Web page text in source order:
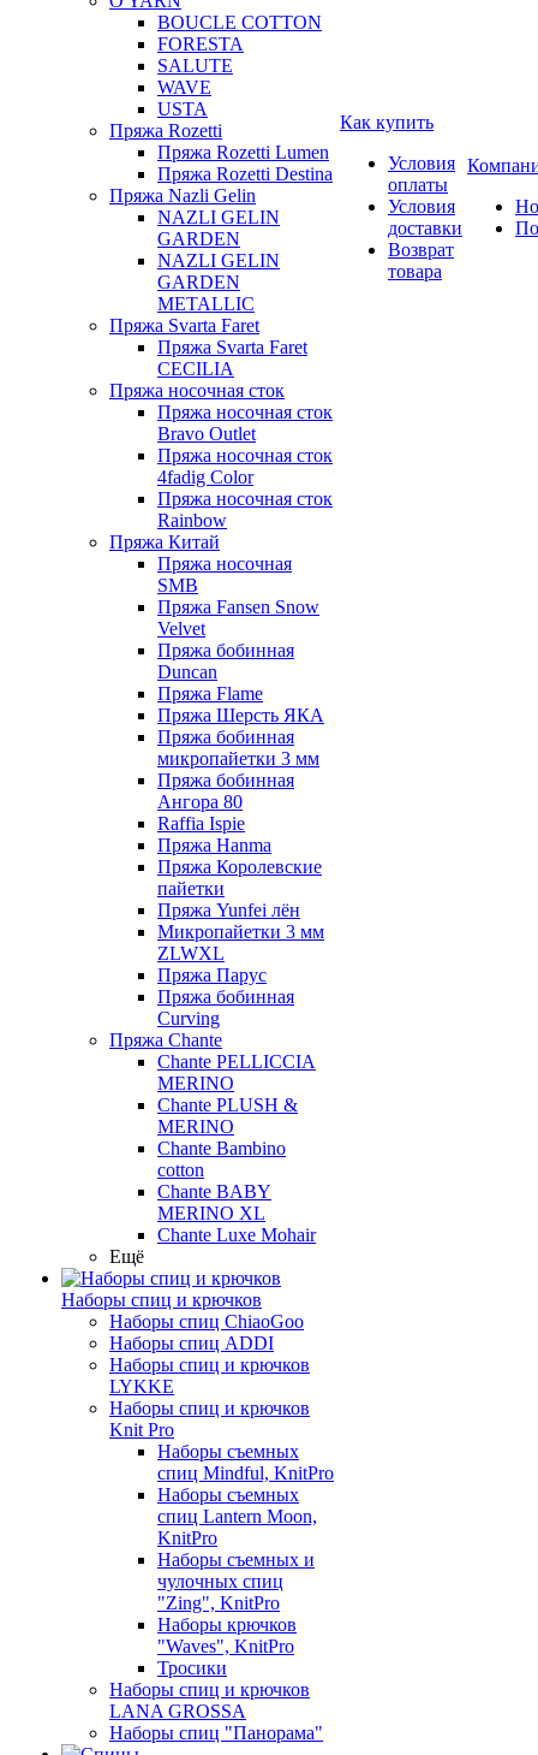
BOUCLE COTTON
FORESTA
SALUTE
WAVE
USTA
Пряжа Rozetti
Пряжа Rozetti Lumen
Пряжа Rozetti Destina
Пряжа Nazli Gelin
NAZLI GELIN
GARDEN
NAZLI GELIN
GARDEN
METALLIC
Пряжа Svarta Faret
Пряжа Svarta Faret
CECILIA
Пряжа носочная сток
Пряжа носочная сток
Bravo Outlet
Пряжа носочная сток
4fadig Color
Пряжа носочная сток
Rainbow
Пряжа Китай
Пряжа носочная
SMB
Пряжа Fansen Snow
Velvet
Пряжа бобинная
Duncan
Пряжа Flame
Пряжа Шерсть ЯКА
Пряжа бобинная
микропайетки 3 мм
Пряжа бобинная
Ангора 80
Raffia Ispie
Пряжа Hanma
Пряжа Королевские
пайетки
Пряжа Yunfei лён
Микропайетки 3 мм
ZLWXL
Пряжа Парус
Пряжа бобинная
Curving
Пряжа Chante
Chante PELLICCIA
MERINO
Chante PLUSH &
MERINO
Chante Bambino
cotton
Chante BABY
MERINO XL
Chante Luxe Mohair
Ещё
Наборы спиц и крючков
Наборы спиц ChiaoGoo
Наборы спиц ADDI
Наборы спиц и крючков
LYKKE
Наборы спиц и крючков
Knit Pro
Наборы съемных
спиц Mindful, KnitPro
Наборы съемных
спиц Lantern Moon,
KnitPro
Наборы съемных и
чулочных спиц
"Zing", KnitPro
Наборы крючков
"Waves", KnitPro
Тросики
Наборы спиц и крючков
LANA GROSSA
Наборы спиц "Панорама"
Как купить
Условия
оплаты
Условия
доставки
Возврат
товара